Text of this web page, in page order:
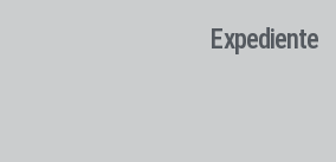
Expediente